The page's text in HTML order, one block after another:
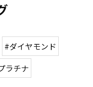
#ダイヤモンド
ラチナ